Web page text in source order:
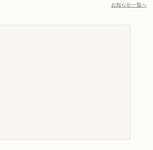
お知らせ一覧へ